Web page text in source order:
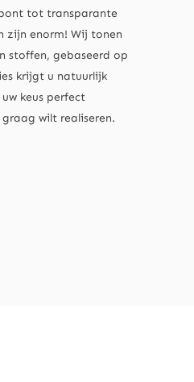
tot transparante
zijn enorm! Wij tonen
stoffen, gebaseerd op
krijgt u natuurlijk
keus perfect
wilt realiseren.